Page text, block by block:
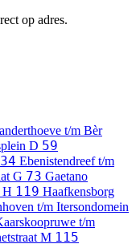
op adres.
t/m Bèr
D 59
34 Ebenistendreef t/m
G 73 Gaetano
H 119 Haafkensborg
t/m Itersondomein
t/m
M 115